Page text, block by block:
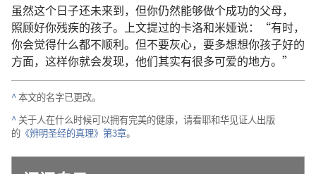
虽然这个日子还未来到， 但你仍然能够做个成功的父母，
照顾好你残疾的孩子。 上文提过的卡洛和米娅说：“有时，
你会觉得什么都不顺利。 但不要灰心， 要多想想你孩子好的
方面， 这样你就会发现， 他们其实有很多可爱的地方。”
^本文的名字已更改。
^ 关于人在什么时候可以拥有完美的健康， 请看耶和华见证人出版
的 《辨明圣经的真理》 第3章。